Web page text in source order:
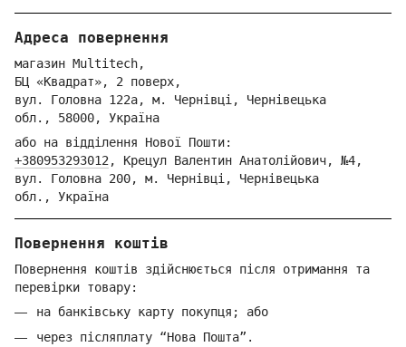
Адреса повернення
магазин Multitech,
БЦ «Квадрат», 2 поверх,
вул. Головна 122а, м. Чернівці, Чернівецька
обл., 58000, Україна
або на відділення Нової Пошти:
+380953293012 , Крецул Валентин Анатолійович, №4,
вул. Головна 200, м. Чернівці, Чернівецька
обл., Україна
Повернення коштів
Повернення коштів здійснюється після отримання та
перевірки товару:
на банківську карту покупця; або
через післяплату “Нова Пошта”.